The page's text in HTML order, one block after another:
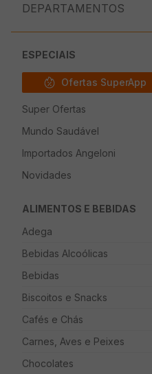
DEPARTAMENTOS
ESPECIAIS
Ofertas SuperApp
Super Ofertas
Mundo Saudável
Importados Angeloni
Novidades
ALIMENTOS E BEBIDAS
Adega
Bebidas Alcoólicas
Bebidas
Biscoitos e Snacks
Cafés e Chás
Carnes, Aves e Peixes
Chocolates